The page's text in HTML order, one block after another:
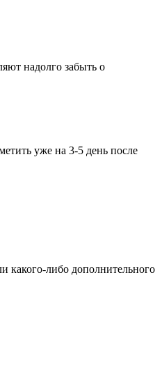
надолго забыть о
уже на 3-5 день после
какого-либо дополнительного